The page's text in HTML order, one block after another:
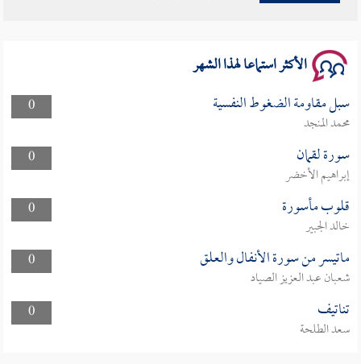
الأكثر استماعا لهذا الشهر
0 سبل مقاومة الضغوط النفسية
محمد المنجد
0
سورة لقمان
إبراهيم الأخضر
0
قلوب مأسورة
خالد الجبير
0
ماتيسر من سورة الأنفال والعلق
شعبان عبد العزيز الصياد
0
تناتيف
سعد الطلحة